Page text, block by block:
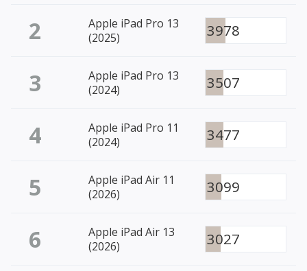
2
Apple iPad Pro 13
(2025)
3978
3
Apple iPad Pro 13
(2024)
3507
4
Apple iPad Pro 11
(2024)
3477
5
Apple iPad Air 11
(2026)
3099
6
Apple iPad Air 13
(2026)
3027